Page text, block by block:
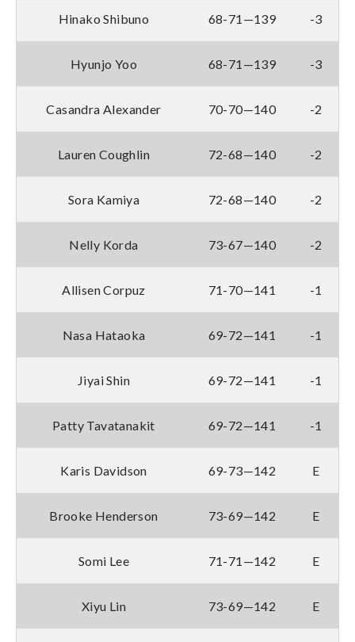
Hinako Shibuno 68-71—139 -3
Hyunjo Yoo 68-71—139 -3
Casandra Alexander 70-70—140 -2
Lauren Coughlin 72-68—140 -2
Sora Kamiya 72-68—140 -2
Nelly Korda 73-67—140 -2
Allisen Corpuz 71-70—141 -1
Nasa Hataoka 69-72—141 -1
Jiyai Shin 69-72—141 -1
Patty Tavatanakit 69-72—141 -1
Karis Davidson 69-73—142 E
Brooke Henderson 73-69—142 E
Somi Lee 71-71—142 E
Xiyu Lin 73-69—142 E